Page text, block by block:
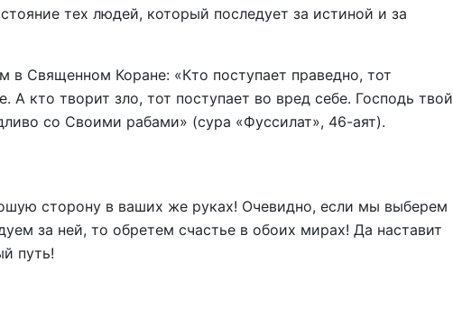
тех людей, который последует за истиной и за
Священном Коране: «Кто поступает праведно, тот
А кто творит зло, тот поступает во вред себе. Господь твой
со Своими рабами» (сура «Фуссилат», 46-аят).
сторону в ваших же руках! Очевидно, если мы выберем
за ней, то обретем счастье в обоих мирах! Да наставит
путь!